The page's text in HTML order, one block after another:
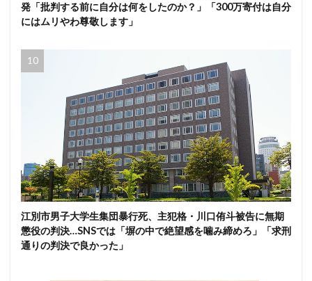
発「批判する前に自分は何をしたのか？」「300万寄付は自分
にはムリやわ尊敬します」
江別市男子大学生集団暴行死、主犯格・川口侑斗被告に無期
懲役の判決…SNSでは「塀の中で絶望感を噛み締めろ」「求刑
通りの判決で良かった」